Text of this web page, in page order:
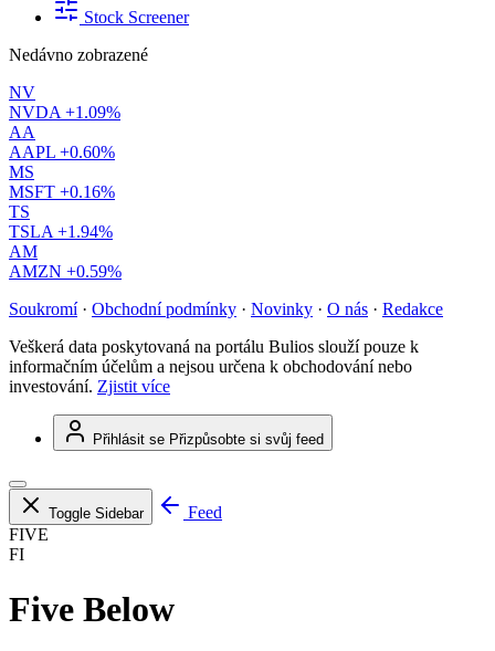
Stock Screener
Nedávno zobrazené
NV
NVDA +1.09%
AA
AAPL +0.60%
MS
MSFT +0.16%
TS
TSLA +1.94%
AM
AMZN +0.59%
Soukromí · Obchodní podmínky · Novinky · O nás · Redakce
Veškerá data poskytovaná na portálu Bulios slouží pouze k
informačním účelům a nejsou určena k obchodování nebo
investování. Zjistit více
Přihlásit se Přizpůsobte si svůj feed
Toggle Sidebar
Feed
FIVE
FI
Five Below